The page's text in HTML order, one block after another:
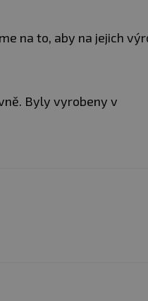
na to, aby na jejich
Byly vyrobeny v